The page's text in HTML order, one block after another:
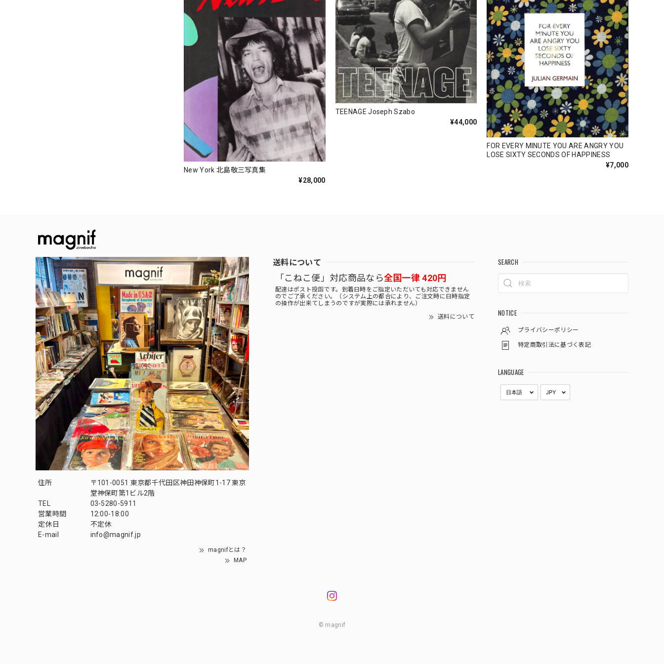
New York 北島敬三写真集
¥28,000
TEENAGE Joseph Szabo
¥44,000
FOR EVERY MINUTE YOU ARE ANGRY YOU
LOSE SIXTY SECONDS OF HAPPINESS
¥7,000
住所
〒101-0051 東京都千代田区神田神保町1-17 東京
堂神保町第1ビル2階
TEL
03-5280-5911
営業時間
12:00-18:00
定休日
不定休
E-mail
info@magnif.jp
magnifとは？
MAP
送料について
「こねこ便」対応商品なら全国一律 420円
配達はポスト投函です。到着日時をご指定いただいても対応できません
のでご了承ください。（システム上の都合により、ご注文時に日時指定
の操作が出来てしまうのですが実際には承れません）
送料について
SEARCH
NOTICE
プライバシーポリシー
特定商取引法に基づく表記
LANGUAGE
© magnif